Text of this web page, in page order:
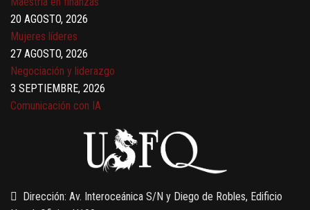
20 AGOSTO, 2026
Mujeres líderes
27 AGOSTO, 2026
Negociación y liderazgo
3 SEPTIEMBRE, 2026
Comunicación con IA
Gobernanza de datos
13 AGOSTO, 2026
Finanzas para no financieros
Dirección: Av. Interoceánica S/N y Diego de Robles, Edificio